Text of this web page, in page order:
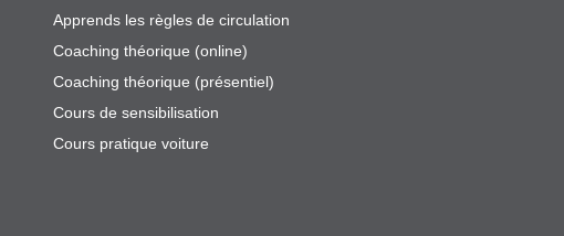
Apprends les règles de circulation
Coaching théorique (online)
Coaching théorique (présentiel)
Cours de sensibilisation
Cours pratique voiture